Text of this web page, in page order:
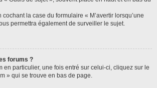
la case du formulaire « M’avertir lorsqu’une
permettra également de surveiller le sujet.
forums ?
en particulier, une fois entré sur celui-ci, cliquez sur le
» qui se trouve en bas de page.